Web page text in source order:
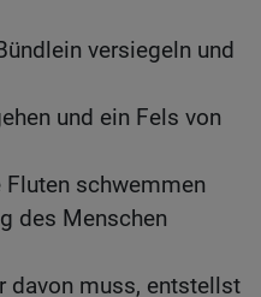
versiegeln und
und ein Fels von
Fluten schwemmen
des Menschen
davon muss, entstellst